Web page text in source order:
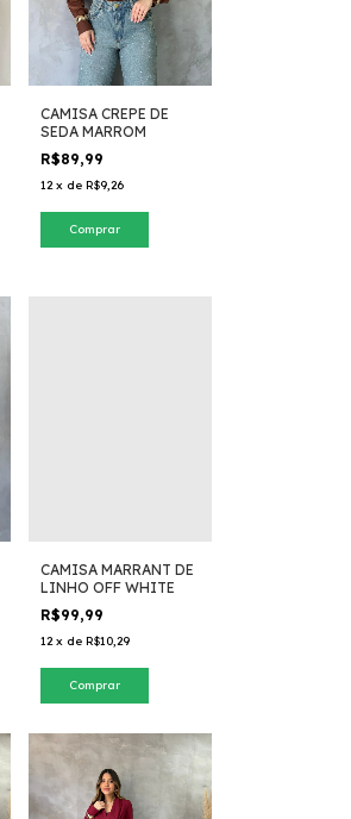
CAMISA CREPE DE
SEDA MARROM
R$89,99
12 x de R$9,26
Comprar
CAMISA MARRANT DE
LINHO OFF WHITE
R$99,99
12 x de R$10,29
Comprar